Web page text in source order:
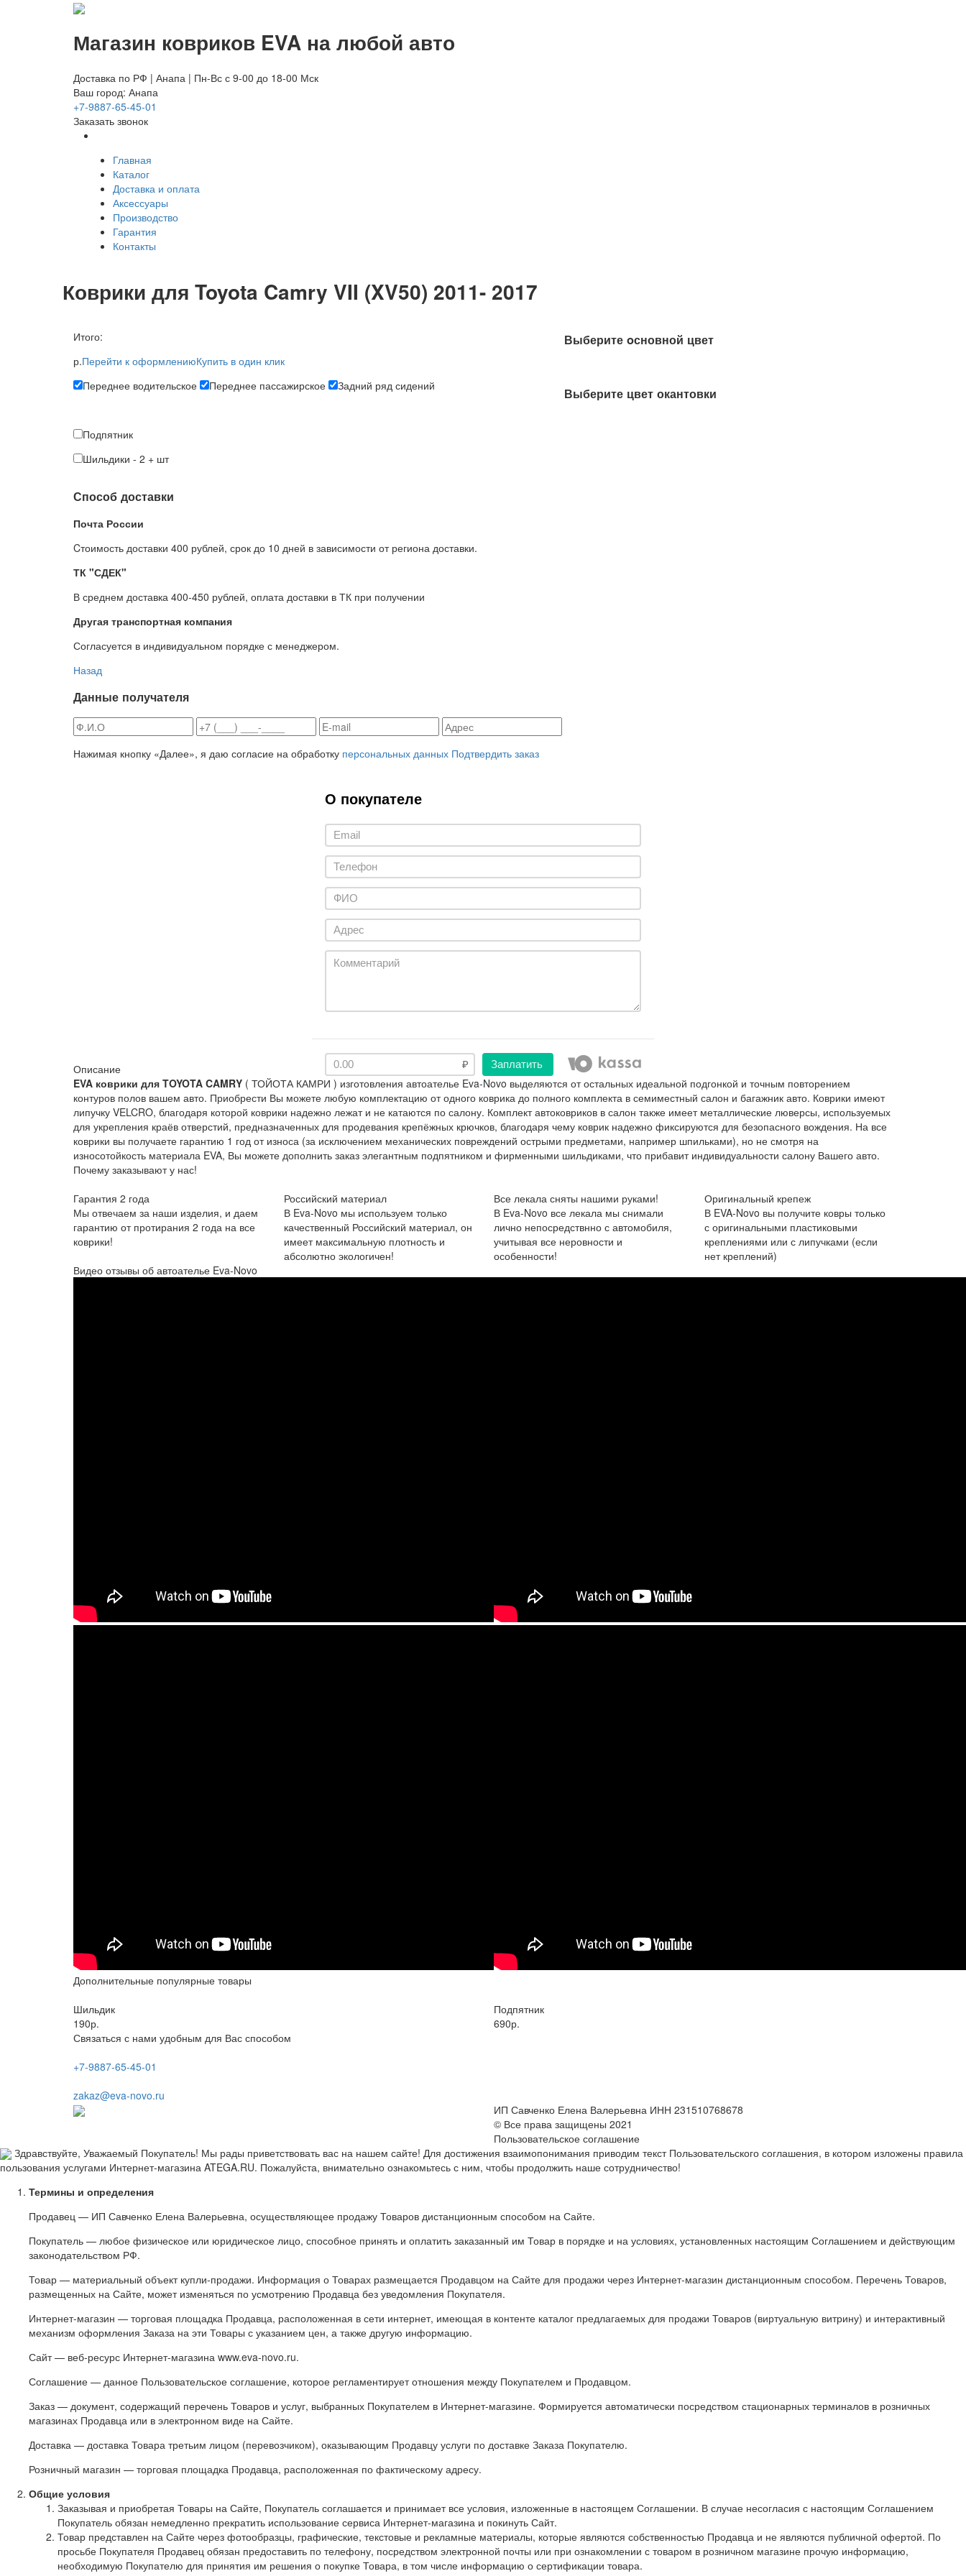
Магазин ковриков EVA ​на любой авто
Доставка по РФ | Анапа | Пн-Вс с 9-00 до 18-00 Мск
Ваш город: Анапа
+7-9887-65-45-01
Заказать звонок
Главная
Каталог
Доставка и оплата
Аксессуары
Производство
Гарантия
Контакты
Коврики для Toyota Camry VII (XV50) 2011- 2017
Итого:
р.Перейти к оформлениюКупить в один клик
Переднее водительское
Переднее пассажирское Задний ряд сидений
Подпятник
Шильдики - 2 + шт
Выберите oсновной цвет
Выберите цвет окантовки
Способ доставки
Почта России
Cтоимость доставки 400 рублей, срок до 10 дней в зависимости от региона доставки.
ТК "СДЕК"
В среднем доставка 400-450 рублей, оплата доставки в ТК при получении
Другая транспортная компания
Согласуется в индивидуальном порядке с менеджером.
Назад
Данные получателя
Нажимая кнопку «Далее», я даю согласие на обработку персональных данных Подтвердить заказ
О покупателе
Заплатить
Описание
EVA коврики для TOYOTA CAMRY ( ТОЙОТА КАМРИ ) изготовления автоателье Eva-Novo выделяются от остальных идеальной подгонкой и точным повторением
контуров полов вашем авто. Приобрести Вы можете любую комплектацию от одного коврика до полного комплекта в семиместный салон и багажник авто. Коврики имеют
липучку VELCRO, благодаря которой коврики надежно лежат и не катаются по салону. Комплект автоковриков в салон также имеет металлические люверсы, используемых
для укрепления краёв отверстий, предназначенных для продевания крепёжных крючков, благодаря чему коврик надежно фиксируются для безопасного вождения. На все
коврики вы получаете гарантию 1 год от износа (за исключением механических повреждений острыми предметами, например шпильками), но не смотря на
износотойкость материала EVA, Вы можете дополнить заказ элегантным подпятником и фирменными шильдиками, что прибавит индивидуальности салону Вашего авто.
Почему заказывают у нас!
Гарантия 2 года
Мы отвечаем за наши изделия, и даем
гарантию от протирания 2 года на все
коврики!
Российский материал
В Eva-Novo мы используем только
качественный Российский материал, он
имеет максимальную плотность и
абсолютно экологичен!
Все лекала сняты нашими руками!
В Eva-Novo все лекала мы снимали
лично непосредствнно с автомобиля,
учитывая все неровности и
особенности!
Оригинальный крепеж
В EVA-Novo вы получите ковры только
с оригинальными пластиковыми
креплениями или с липучками (если
нет креплений)
Видео отзывы об автоателье Eva-Novo
Дополнительные популярные товары
Шильдик
190р.
Подпятник
690р.
Связаться с нами удобным для Вас способом
+7-9887-65-45-01
zakaz@eva-novo.ru
ИП Савченко Елена Валерьевна ИНН 231510768678
© Все права защищены 2021
Пользовательское соглашение
Здравствуйте, Уважаемый Покупатель! Мы рады приветствовать вас на нашем сайте! Для достижения взаимопонимания приводим текст Пользовательского соглашения, в котором изложены правила
пользования услугами Интернет-магазина ATEGA.RU. Пожалуйста, внимательно ознакомьтесь с ним, чтобы продолжить наше сотрудничество!
Термины и определения
Продавец — ИП Савченко Елена Валерьевна, осуществляющее продажу Товаров дистанционным способом на Сайте.
Покупатель — любое физическое или юридическое лицо, способное принять и оплатить заказанный им Товар в порядке и на условиях, установленных настоящим Соглашением и действующим
законодательством РФ.
Товар — материальный объект купли-продажи. Информация о Товарах размещается Продавцом на Сайте для продажи через Интернет-магазин дистанционным способом. Перечень Товаров,
размещенных на Сайте, может изменяться по усмотрению Продавца без уведомления Покупателя.
Интернет-магазин — торговая площадка Продавца, расположенная в сети интернет, имеющая в контенте каталог предлагаемых для продажи Товаров (виртуальную витрину) и интерактивный
механизм оформления Заказа на эти Товары с указанием цен, а также другую информацию.
Сайт — веб-ресурс Интернет-магазина www.eva-novo.ru.
Соглашение — данное Пользовательское соглашение, которое регламентирует отношения между Покупателем и Продавцом.
Заказ — документ, содержащий перечень Товаров и услуг, выбранных Покупателем в Интернет-магазине. Формируется автоматически посредством стационарных терминалов в розничных
магазинах Продавца или в электронном виде на Сайте.
Доставка — доставка Товара третьим лицом (перевозчиком), оказывающим Продавцу услуги по доставке Заказа Покупателю.
Розничный магазин — торговая площадка Продавца, расположенная по фактическому адресу.
Общие условия
Заказывая и приобретая Товары на Сайте, Покупатель соглашается и принимает все условия, изложенные в настоящем Соглашении. В случае несогласия с настоящим Соглашением
Покупатель обязан немедленно прекратить использование сервиса Интернет-магазина и покинуть Сайт.
Товар представлен на Сайте через фотообразцы, графические, текстовые и рекламные материалы, которые являются собственностью Продавца и не являются публичной офертой. По
просьбе Покупателя Продавец обязан предоставить по телефону, посредством электронной почты или при ознакомлении с товаром в розничном магазине прочую информацию,
необходимую Покупателю для принятия им решения о покупке Товара, в том числе информацию о сертификации товара.